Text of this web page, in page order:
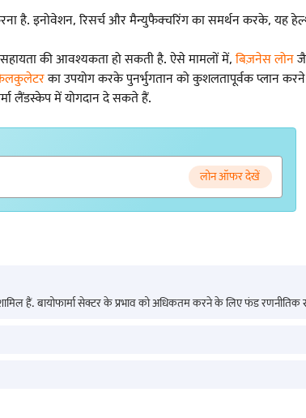
है. इनोवेशन, रिसर्च और मैन्युफैक्चरिंग का समर्थन करके, यह
की आवश्यकता हो सकती है. ऐसे मामलों में,बिज़नेस लोन
का उपयोग करके पुनर्भुगतान को कुशलतापूर्वक प्लान
लैंडस्केप में योगदान दे सकते हैं.
लोन ऑफर देखें
हैं. बायोफार्मा सेक्टर के प्रभाव को अधिकतम करने के लिए फंड रणनीतिक